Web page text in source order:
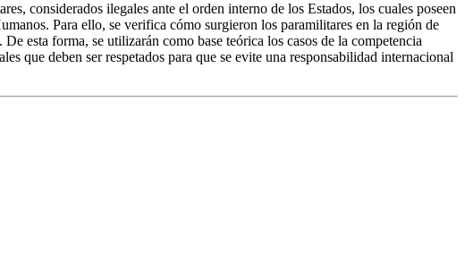
considerados ilegales ante el orden interno de los Estados, los cuales poseen
Para ello, se verifica cómo surgieron los paramilitares en la región de
esta forma, se utilizarán como base teórica los casos de la competencia
que deben ser respetados para que se evite una responsabilidad internacional